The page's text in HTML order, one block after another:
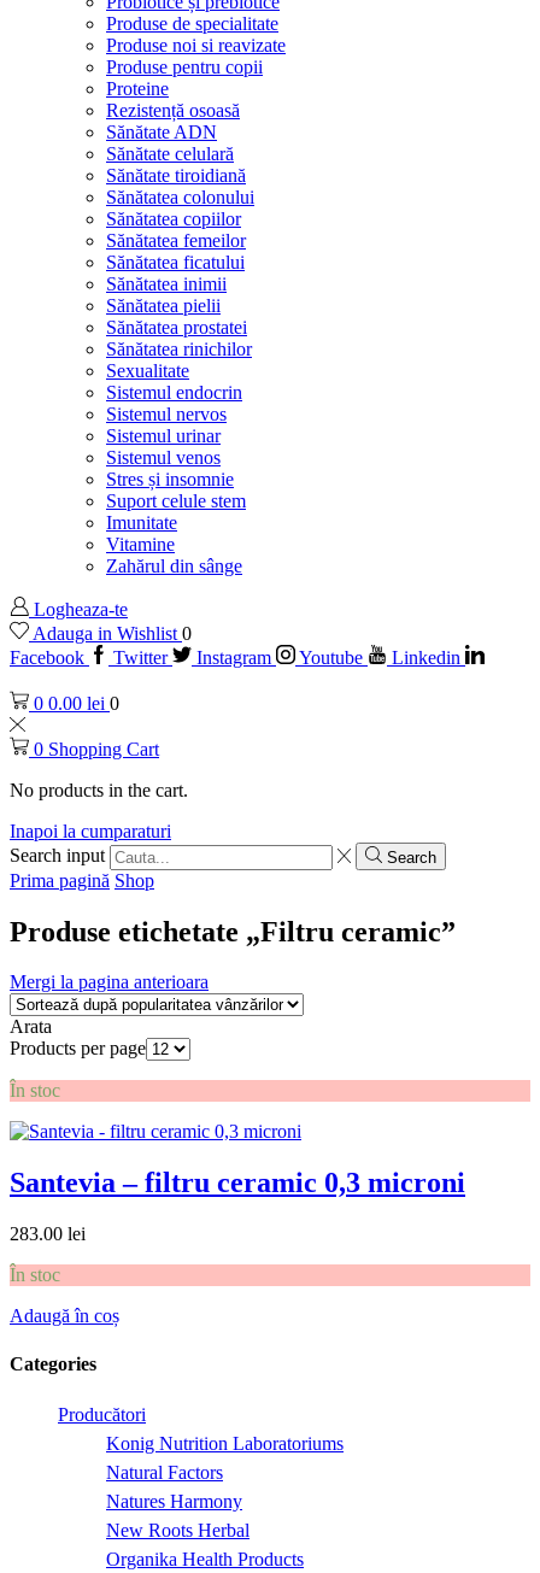
Produse de specialitate
Produse noi si reavizate
Produse pentru copii
Proteine
Rezistență osoasă
Sănătate ADN
Sănătate celulară
Sănătate tiroidiană
Sănătatea colonului
Sănătatea copiilor
Sănătatea femeilor
Sănătatea ficatului
Sănătatea inimii
Sănătatea pielii
Sănătatea prostatei
Sănătatea rinichilor
Sexualitate
Sistemul endocrin
Sistemul nervos
Sistemul urinar
Sistemul venos
Stres și insomnie
Suport celule stem
Imunitate
Vitamine
Zahărul din sânge
Logheaza-te
Adauga in Wishlist 0
Facebook
Twitter Instagram Youtube Linkedin
0 0.00 lei 0
0 Shopping Cart
No products in the cart.
Inapoi la cumparaturi
Search input
Search
Prima pagină Shop
Produse etichetate „Filtru ceramic”
Mergi la pagina anterioara
Arata
Products per page
În stoc
Santevia – filtru ceramic 0,3 microni
283.00 lei
În stoc
Adaugă în coș
Categories
Producători
Konig Nutrition Laboratoriums
Natural Factors
Natures Harmony
New Roots Herbal
Organika Health Products